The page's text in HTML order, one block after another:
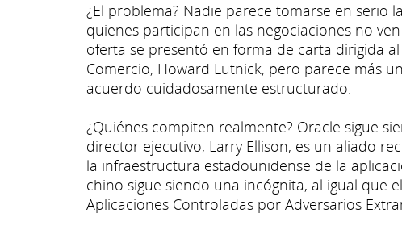
¿El problema? Nadie parece tomarse en serio
quienes participan en las negociaciones no
oferta se presentó en forma de carta dirigida
Comercio, Howard Lutnick, pero parece más
acuerdo cuidadosamente estructurado.
¿Quiénes compiten realmente? Oracle sigue
director ejecutivo, Larry Ellison, es un aliado
la infraestructura estadounidense de la
chino sigue siendo una incógnita, al igual que
Aplicaciones Controladas por Adversarios